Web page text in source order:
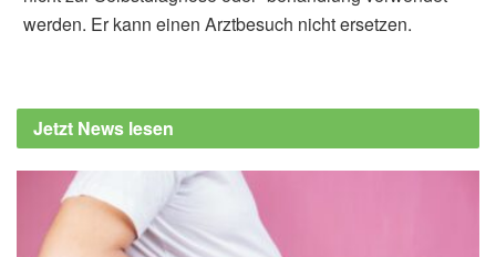
werden. Er kann einen Arztbesuch nicht ersetzen.
Jetzt News lesen